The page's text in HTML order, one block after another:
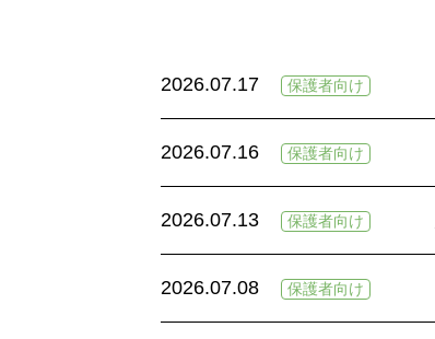
2026.07.17 保護者向け
2026.07.16 保護者向け
2026.07.13 保護者向け
2026.07.08 保護者向け